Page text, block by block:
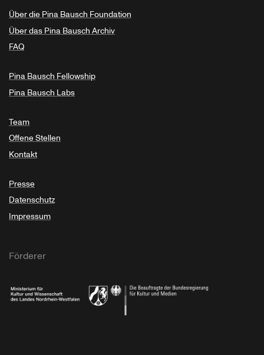
Über die Pina Bausch Foundation
Über das Pina Bausch Archiv
FAQ
Pina Bausch Fellowship
Pina Bausch Labs
Team
Offene Stellen
Kontakt
Presse
Datenschutz
Impressum
Förderer